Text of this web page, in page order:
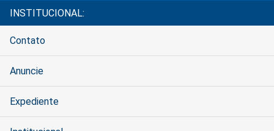
INSTITUCIONAL:
Contato
Anuncie
Expediente